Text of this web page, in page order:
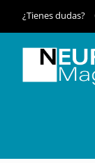
¿Tienes dudas?